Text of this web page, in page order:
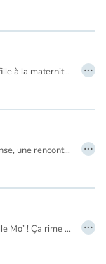
Quand le papa de Rosie a vu sa fille à la maternité, son coeur s’est rempli de fierté. Après le fils aîné, il avait la petite princesse qu’il attendait. – Et si on l’appelait Rosie ? a-t-il proposé à Maman. Oui, mais voilà... Rosie a grandi, et elle n’aime ni le rose ni les poupées ! …
Une île, un anniversaire, de la danse, une rencontre, un vœu et un soupçon de magie. Les ingrédients indispensables pour trouver la force de se surpasser et prendre confiance en soi. Hadrien vient de recevoir la première lettre de sa vie : Sidonie l’invite à danser pour son anniversaire. Il n’osera jamais, il ne sait pas danser. Mais certaines rencontres sont surprenantes, surtout celles que l’on attend pas ! …
Moi, c’est Mona, mais on m’appelle Mo’ ! Ça rime avec « rigolo », mais aussi avec « mots ». Et c’est là que ça se gâte, car j’ai un problème avec eux. Pas pour les dire ou les chanter... Pour les écrire : zéro pointé à toutes mes dictées ! Heureusement il y a le dessin, parce que les mots, on peut aussi les mettre en images. …